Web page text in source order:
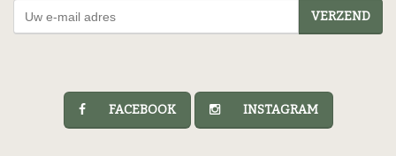
VERZEND
FACEBOOK INSTAGRAM